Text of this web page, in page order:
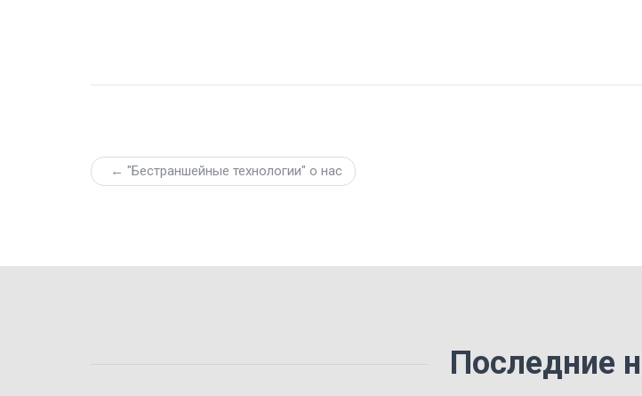
← "Бестраншейные технологии" о нас
Последние